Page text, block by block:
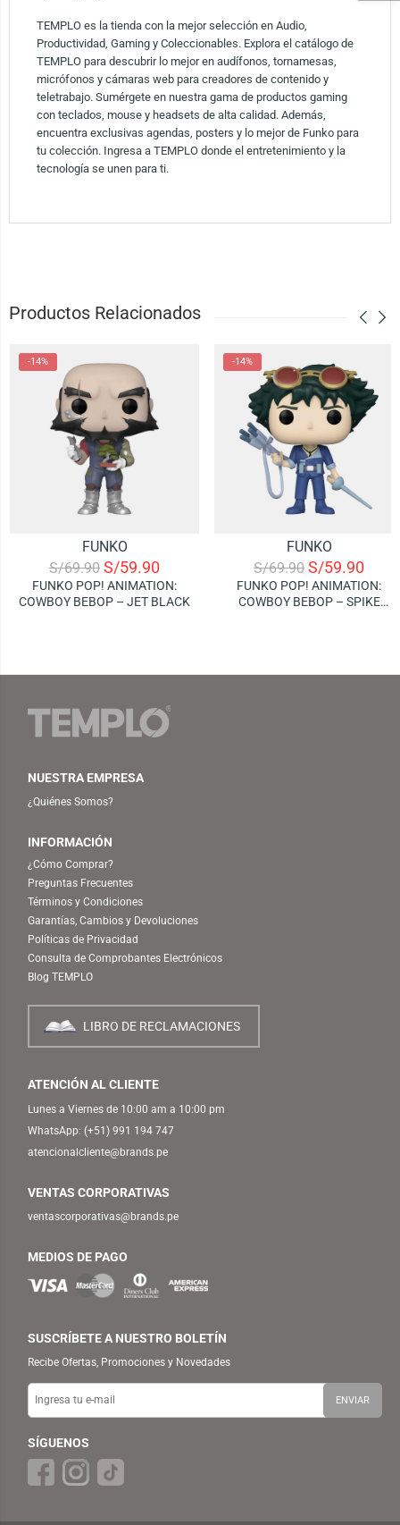
TEMPLO es la tienda con la mejor selección en Audio,
Productividad, Gaming y Coleccionables. Explora el catálogo de
TEMPLO para descubrir lo mejor en audífonos, tornamesas,
micrófonos y cámaras web para creadores de contenido y
teletrabajo. Sumérgete en nuestra gama de productos gaming
con teclados, mouse y headsets de alta calidad. Además,
encuentra exclusivas agendas, posters y lo mejor de Funko para
tu colección. Ingresa a TEMPLO donde el entretenimiento y la
tecnología se unen para ti.
Productos Relacionados
-14%
FUNKO
S/69.90 S/59.90
FUNKO POP! ANIMATION:
COWBOY BEBOP – JET BLACK
-14%
FUNKO
S/69.90 S/59.90
FUNKO POP! ANIMATION:
COWBOY BEBOP – SPIKE
NUESTRA EMPRESA
¿Quiénes Somos?
INFORMACIÓN
¿Cómo Comprar?
Preguntas Frecuentes
Términos y Condiciones
Garantías, Cambios y Devoluciones
Políticas de Privacidad
Consulta de Comprobantes Electrónicos
Blog TEMPLO
LIBRO DE RECLAMACIONES
ATENCIÓN AL CLIENTE
Lunes a Viernes de 10:00 am a 10:00 pm
WhatsApp: (+51) 991 194 747
atencionalcliente@brands.pe
VENTAS CORPORATIVAS
ventascorporativas@brands.pe
MEDIOS DE PAGO
SUSCRÍBETE A NUESTRO BOLETÍN
Recibe Ofertas, Promociones y Novedades
SÍGUENOS